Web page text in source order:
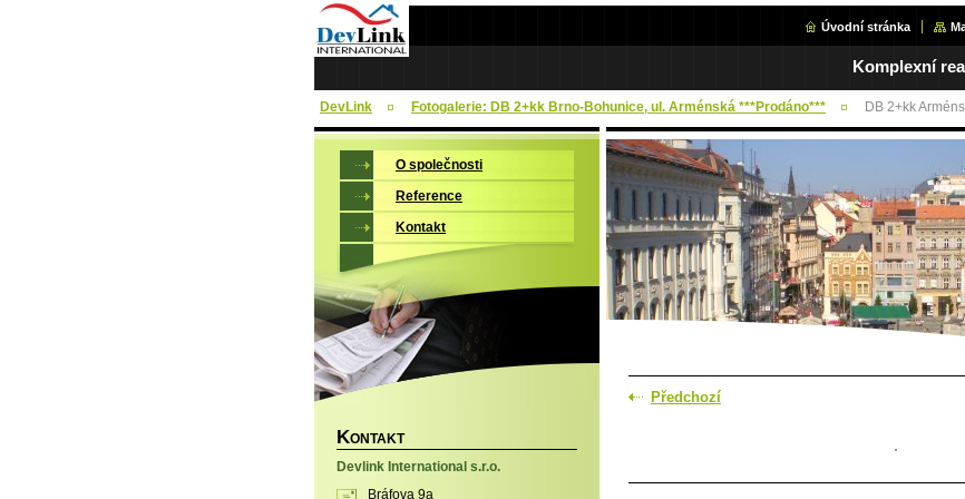
Úvodní stránka
Komplexní
DevLink Fotogalerie: DB 2+kk Brno-Bohunice, ul. Arménská ***Prodáno*** DB 2+kk
Předchozí
O společnosti
Reference
Kontakt
KONTAKT
Devlink International s.r.o.
Bráfova 9a